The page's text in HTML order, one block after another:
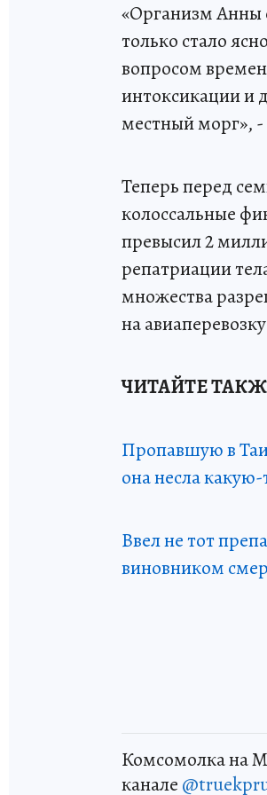
«Организм Анны
только стало
вопросом
интоксикации и
местный морг»,
Теперь перед
колоссальные
превысил 2
репатриации
множества
на
ЧИТАЙТЕ
Пропавшую в
она несла
Ввел не тот
виновником
Комсомолка на
канале